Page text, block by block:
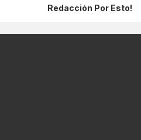
Redacción Por Esto!